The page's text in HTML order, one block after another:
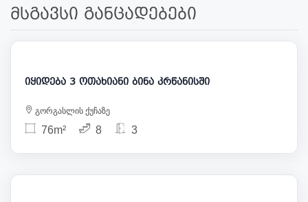
მსგავსი განცადებები
130 000
იყიდება 3 ოთახიანი ბინა კრწანისში
გორგასლის ქუჩაზე
76m² 8 3
133 000